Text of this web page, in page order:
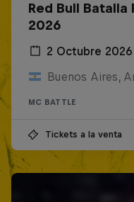
Red Bull Batalla
2026
2 Octubre 2026
Buenos Aires,
MC BATTLE
Tickets a la venta